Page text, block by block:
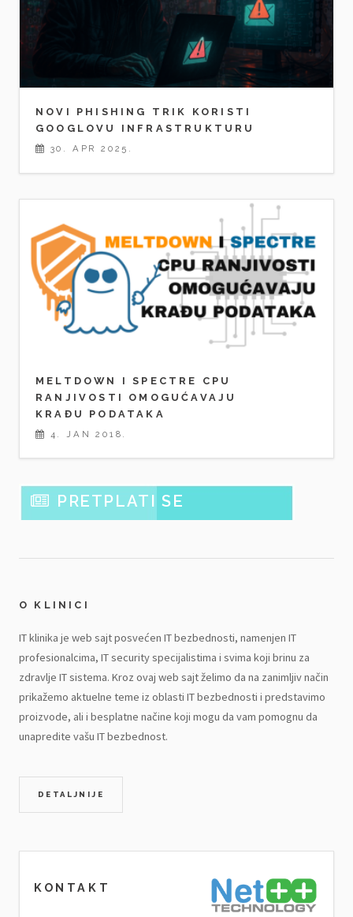
NOVI PHISHING TRIK KORISTI
GOOGLOVU INFRASTRUKTURU
30. APR 2025.
MELTDOWN I SPECTRE CPU
RANJIVOSTI OMOGUĆAVAJU
KRAĐU PODATAKA
4. JAN 2018.
PRETPLATI SE
O KLINICI
IT klinika je web sajt posvećen IT bezbednosti, namenjen IT
profesionalcima, IT security specijalistima i svima koji brinu za
zdravlje IT sistema. Kroz ovaj web sajt želimo da na zanimljiv način
prikažemo aktuelne teme iz oblasti IT bezbednosti i predstavimo
proizvode, ali i besplatne načine koji mogu da vam pomognu da
unapredite vašu IT bezbednost.
DETALJNIJE
KONTAKT